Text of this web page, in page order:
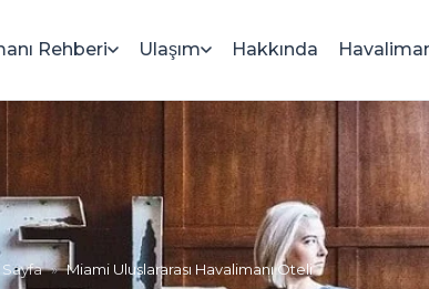
Rehberi Ulaşım Hakkında
» Miami Uluslararası Havalimanı Oteli